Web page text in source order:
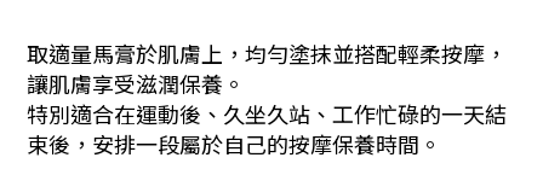
取適量馬膏於肌膚上，均勻塗抹並搭配輕柔按摩，
讓肌膚享受滋潤保養。
特別適合在運動後、久坐久站、工作忙碌的一天結
束後，安排一段屬於自己的按摩保養時間。